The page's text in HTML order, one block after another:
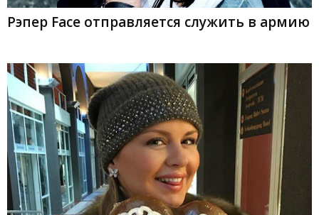
Рэпер Face отправляется служить в армию